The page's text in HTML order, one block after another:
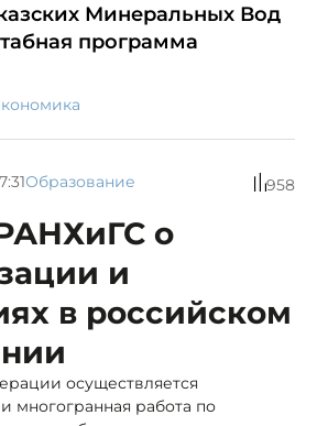
Минеральных Вод
программа
Образование 958
о
и
в российском
осуществляется
многогранная работа по